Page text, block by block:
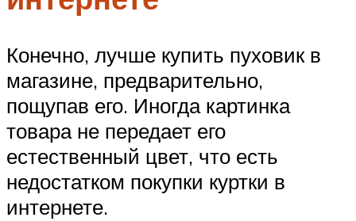
Конечно, лучше купить пуховик в
магазине, предварительно,
пощупав его. Иногда картинка
товара не передает его
естественный цвет, что есть
недостатком покупки куртки в
интернете.